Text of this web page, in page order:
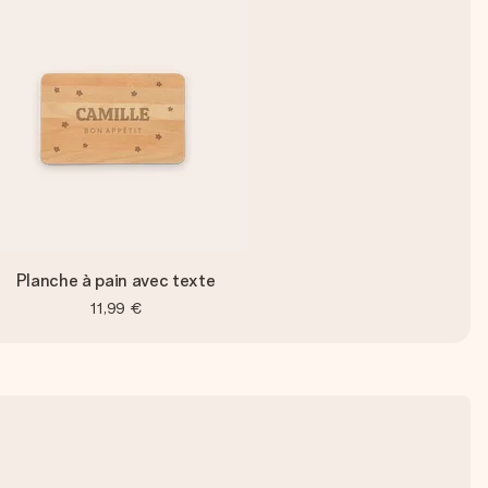
Planche à pain avec texte
11,99 €